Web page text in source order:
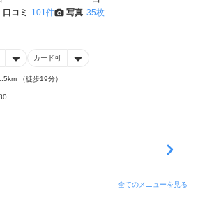
口コミ 101件 写真 35枚
カード可
（徒歩19分）
全てのメニューを見る